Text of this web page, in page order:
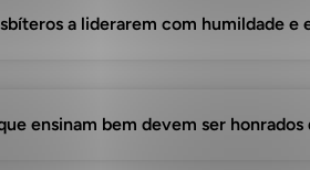
a liderarem com humildade e
ensinam bem devem ser